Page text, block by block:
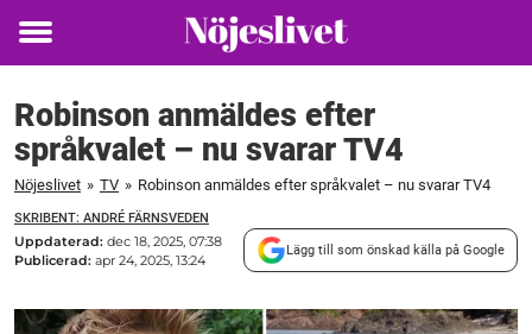
Toggle
Robinson anmäldes efter
språkvalet – nu svarar TV4
Nöjeslivet » TV » Robinson anmäldes efter språkvalet – nu svarar TV4
SKRIBENT: ANDRÉ FÄRNSVEDEN
Uppdaterad: dec 18, 2025, 07:38
Publicerad: apr 24, 2025, 13:24
Lägg till som önskad källa på Google